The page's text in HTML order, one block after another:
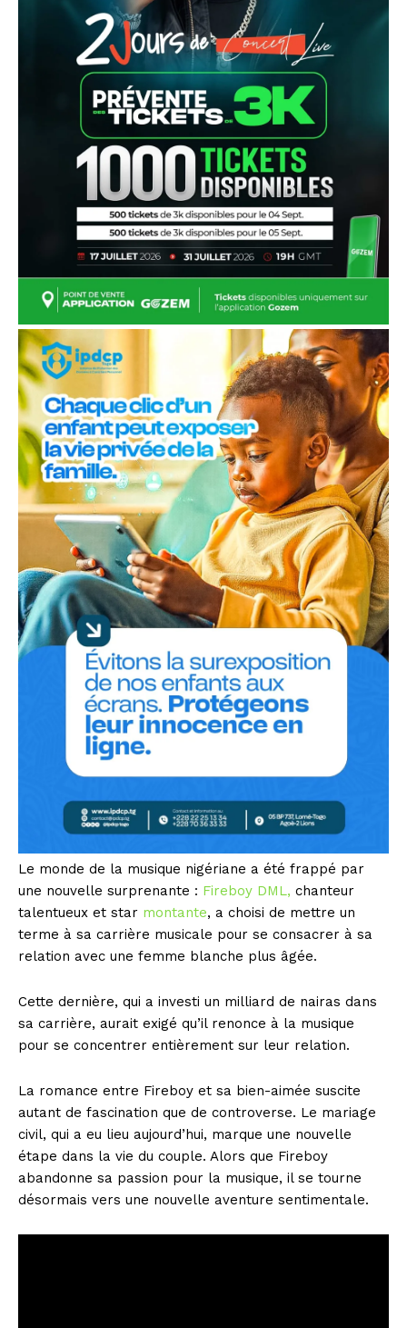
Le monde de la musique nigériane a été frappé par
une nouvelle surprenante : Fireboy DML, chanteur
talentueux et star montante, a choisi de mettre un
terme à sa carrière musicale pour se consacrer à sa
relation avec une femme blanche plus âgée.
Cette dernière, qui a investi un milliard de nairas dans
sa carrière, aurait exigé qu’il renonce à la musique
pour se concentrer entièrement sur leur relation.
La romance entre Fireboy et sa bien-aimée suscite
autant de fascination que de controverse. Le mariage
civil, qui a eu lieu aujourd’hui, marque une nouvelle
étape dans la vie du couple. Alors que Fireboy
abandonne sa passion pour la musique, il se tourne
désormais vers une nouvelle aventure sentimentale.